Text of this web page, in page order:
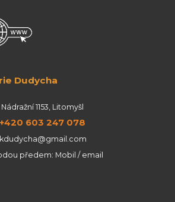
Nádražní 1153, Litomyšl
+420 603 247 078
předem: Mobil / email